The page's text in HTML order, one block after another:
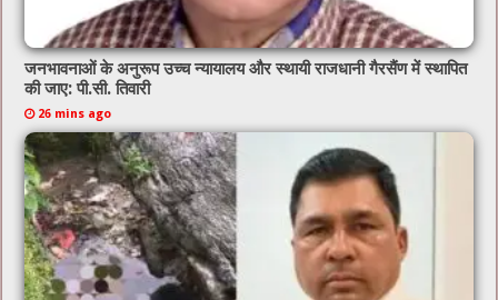
जनभावनाओं के अनुरूप उच्च न्यायालय और स्थायी राजधानी गैरसैंण में स्थापित
की जाए: पी.सी. तिवारी
26 mins ago